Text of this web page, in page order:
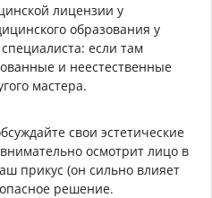
лицензии у
образования у
если там
и неестественные
мастера.
свои эстетические
осмотрит лицо в
прикус (он сильно влияет
решение.